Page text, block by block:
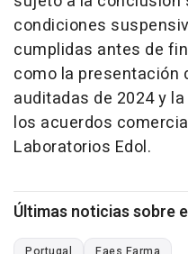
condiciones
cumplidas antes de
como la presentación
auditadas de 2024 y
los acuerdos
Laboratorios Edol.
Últimas noticias sobre